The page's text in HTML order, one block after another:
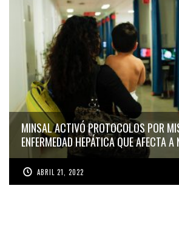
MINSAL ACTIVÓ PROTOCOLOS POR
ENFERMEDAD HEPÁTICA QUE AFECTA A
ABRIL 21, 2022